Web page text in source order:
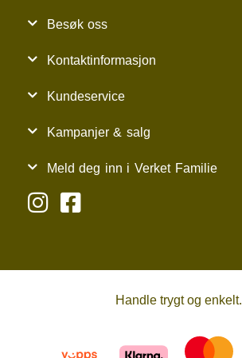
Besøk oss
Kontaktinformasjon
Kundeservice
Kampanjer & salg
Meld deg inn i Verket Familie
Handle trygt og enkelt.